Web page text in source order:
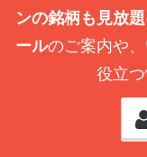
ンの銘柄も見放題
ールのご案内や、
役立つ